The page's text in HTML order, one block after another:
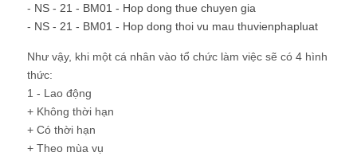
- NS - 21 - BM01 - Hop dong thue chuyen gia
- NS - 21 - BM01 - Hop dong thoi vu mau thuvienphapluat
Như vậy, khi một cá nhân vào tổ chức làm việc sẽ có 4 hình
thức:
1 - Lao động
+ Không thời hạn
+ Có thời hạn
+ Theo mùa vụ